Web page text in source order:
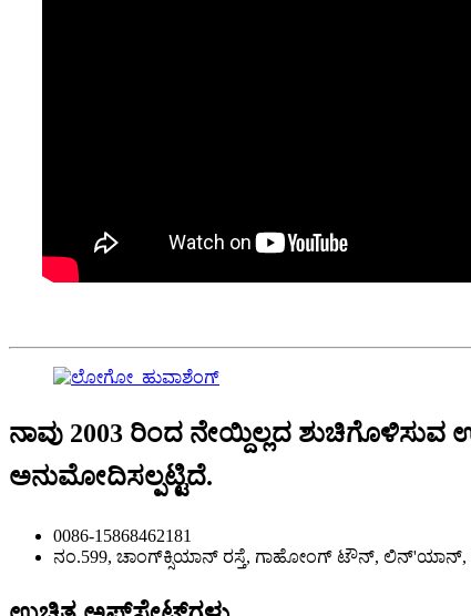
ನಾವು 2003 ರಿಂದ ನೇಯ್ದಿಲ್ಲದ ಶುಚಿಗೊಳಿಸುವ
ಅನುಮೋದಿಸಲ್ಪಟ್ಟಿದೆ.
0086-15868462181
ನಂ.599, ಚಾಂಗ್‌ಕ್ಸಿಯಾನ್ ರಸ್ತೆ, ಗಾಹೋಂಗ್ ಟೌನ್, ಲಿನ್'ಯಾನ್,